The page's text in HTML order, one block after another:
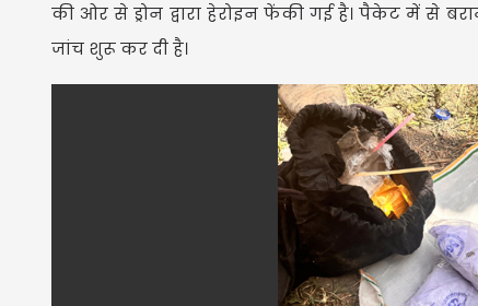
की ओर से ड्रोन द्वारा हेरोइन फेंकी गई है। पैकेट में से
जांच शुरू कर दी है।